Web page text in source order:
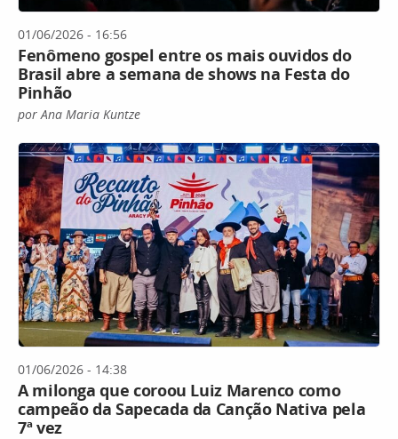
01/06/2026 - 16:56
Fenômeno gospel entre os mais ouvidos do
Brasil abre a semana de shows na Festa do
Pinhão
por Ana Maria Kuntze
01/06/2026 - 14:38
A milonga que coroou Luiz Marenco como
campeão da Sapecada da Canção Nativa pela
7ª vez